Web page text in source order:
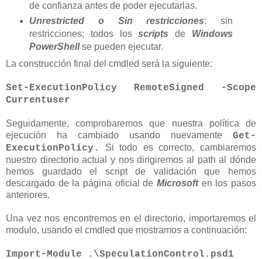
de confianza antes de poder ejecutarlas.
Unrestricted o Sin restricciones: sin
restricciones; todos losscriptsde Windows
PowerShellse pueden ejecutar.
La construcción final del cmdled será la siguiente:
Set-ExecutionPolicy RemoteSigned -Scope
Currentuser
Seguidamente, comprobaremos que nuestra política de
ejecución ha cambiado usando nuevamente Get-
ExecutionPolicy.
Si todo es correcto, cambiaremos
nuestro directorio actual y nos dirigiremos al path al dónde
hemos guardado el script de validación que hemos
descargado de la página oficial de Microsoften los pasos
anteriores.
Una vez nos encontremos en el directorio, importaremos el
modulo, usando el cmdled que mostramos a continuación:
Import-Module .\SpeculationControl.psd1